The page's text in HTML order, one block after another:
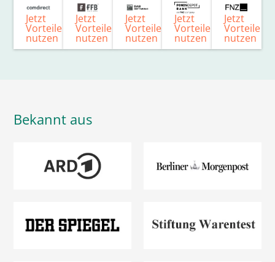
Jetzt
Vorteile
nutzen
Jetzt
Vorteile
nutzen
Jetzt
Vorteile
nutzen
Jetzt
Vorteile
nutzen
Jetzt
Vorteile
nutzen
Bekannt aus